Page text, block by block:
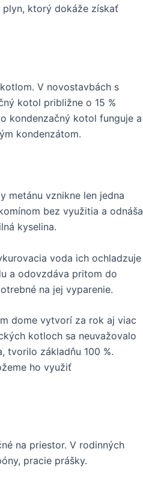
plyn, ktorý dokáže získať
V novostavbách s
kotol približne o 15 %
kondenzačný kotol funguje a
kondenzátom.
metánu vznikne len jedna
bez využitia a odnáša
kyselina.
voda ich ochladzuje
a odovzdáva pritom do
na jej vyparenie.
dome vytvorí za rok aj viac
kotloch sa neuvažovalo
tvorilo základňu 100 %.
ho využiť
na priestor. V rodinných
pracie prášky.